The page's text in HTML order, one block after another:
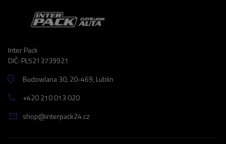
Inter Pack
DIČ: PL5213739921
Budowlana 30, 20-469, Lublin
+420 210 013 020
shop@interpack24.cz